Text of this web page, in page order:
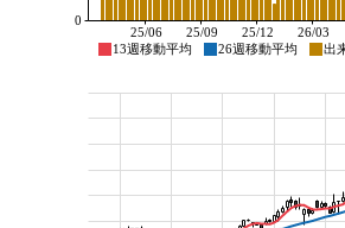
13週移動平均 26週移動平均 出
26/03
25/12
25/09
25/06
0